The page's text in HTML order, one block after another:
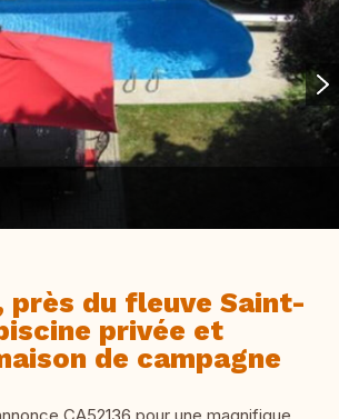
près du fleuve Saint-
privée et
de campagne